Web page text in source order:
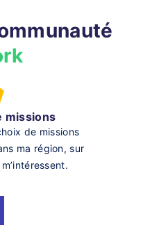
missions
de missions
ma région, sur